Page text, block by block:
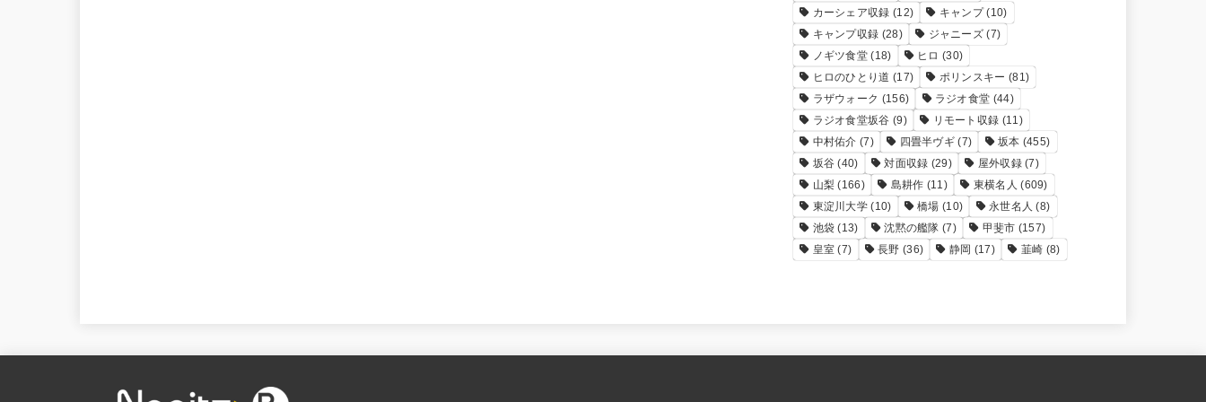
カーシェア収録 (12) キャンプ(10)
キャンプ収録 (28) ジャニーズ (7)
ノギツ食堂 (18) ヒロ (30)
ヒロのひとり道 (17) ポリンスキー (81)
ラザウォーク (156) ラジオ食堂 (44)
ラジオ食堂坂谷 (9) リモート収録 (11)
中村佑介 (7) 四畳半ヴギ (7) 坂本 (455)
坂谷 (40) 対面収録 (29) 屋外収録(7)
山梨 (166) 島耕作 (11) 東横名人 (609)
東淀川大学 (10) 橋場 (10) 永世名人 (8)
池袋 (13) 沈黙の艦隊 (7) 甲斐市 (157)
皇室 (7) 長野 (36) 静岡 (17) 韮崎 (8)